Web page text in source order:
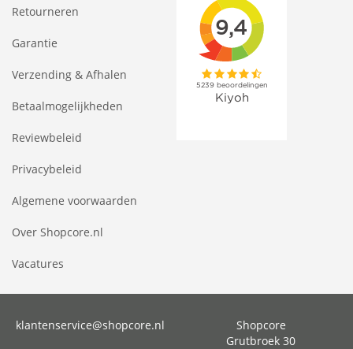
Retourneren
Garantie
Verzending & Afhalen
Betaalmogelijkheden
Reviewbeleid
Privacybeleid
Algemene voorwaarden
Over Shopcore.nl
Vacatures
klantenservice@shopcore.nl
Shopcore
Grutbroek 30